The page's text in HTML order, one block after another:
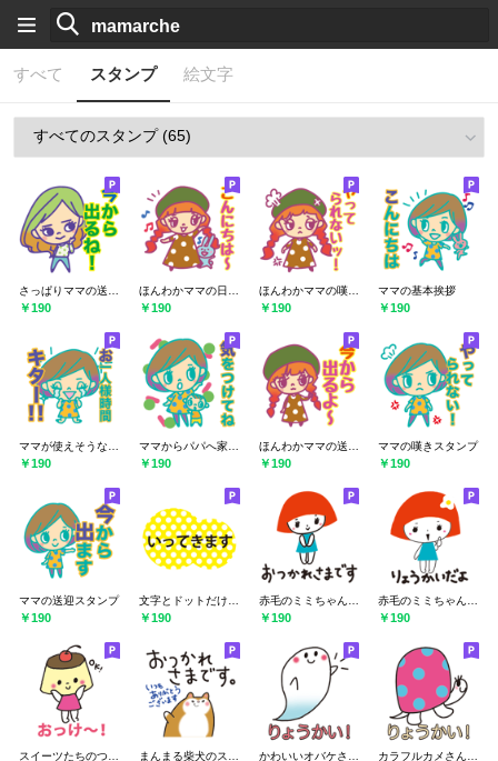
すべて スタンプ 絵文字
￥190 ￥190
ほんわかママの嘆きスタンプ
￥190
ママの基本挨拶
￥190
￥190
ママからパパへ家族スタンプ
￥190 ￥190
ママの嘆きスタンプ
￥190
ママの送迎スタンプ
￥190
文字とドットだけのやつ
￥190
赤毛のミミちゃん日常会話2
￥190
赤毛のミミちゃんの日常会話
￥190